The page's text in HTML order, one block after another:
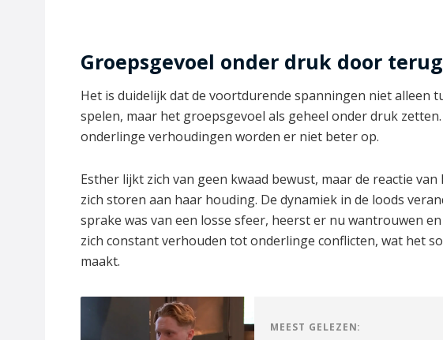
Groepsgevoel onder druk door
Het is duidelijk dat de voortdurende spanningen niet alleen
spelen, maar het groepsgevoel als geheel onder druk
onderlinge verhoudingen worden er niet beter op.
Esther lijkt zich van geen kwaad bewust, maar de reactie
zich storen aan haar houding. De dynamiek in de loods
sprake was van een losse sfeer, heerst er nu wantrouwen
zich constant verhouden tot onderlinge conflicten, wat het
maakt.
MEEST GELEZEN: